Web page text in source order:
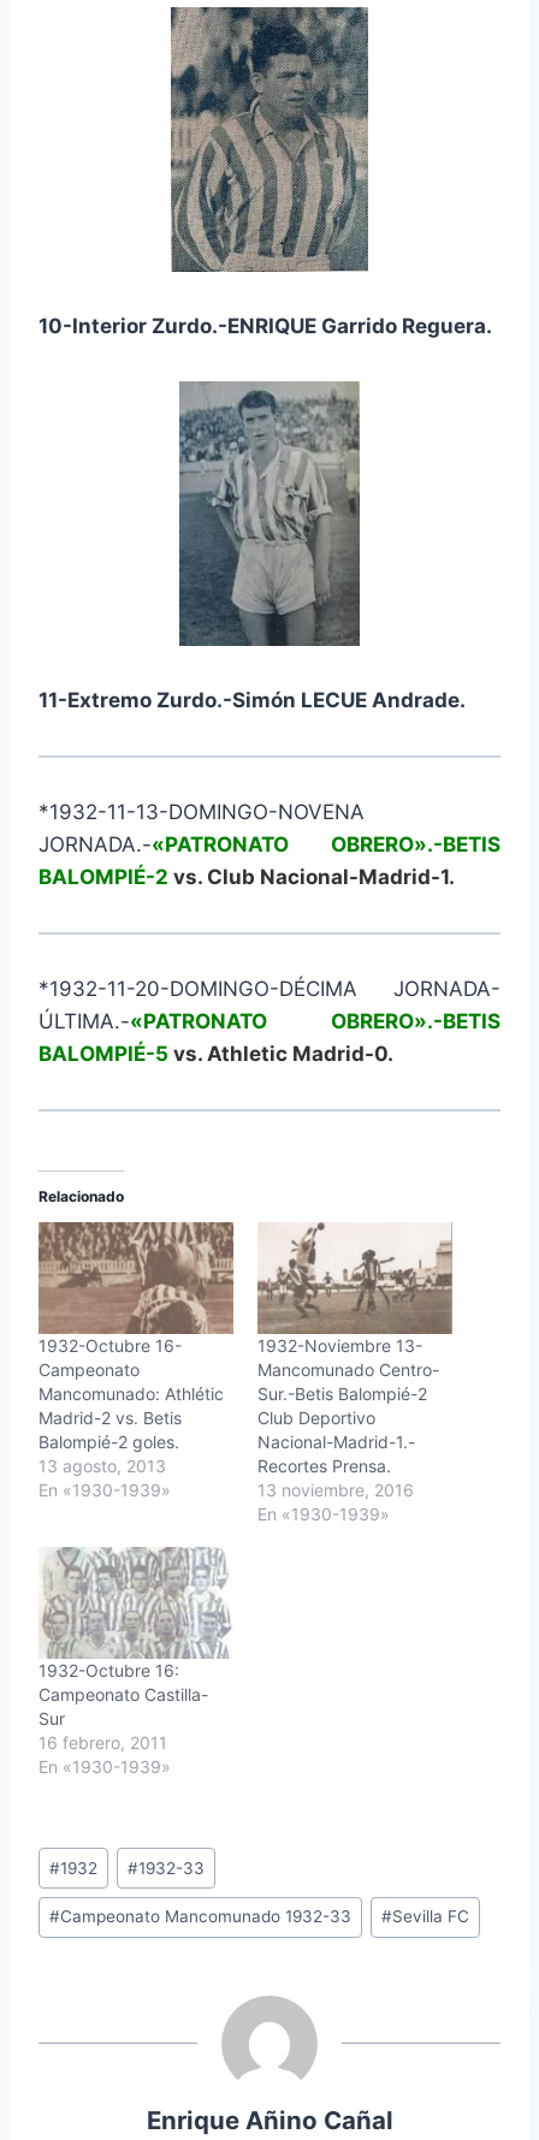
10-Interior Zurdo.-ENRIQUE Garrido Reguera.
11-Extremo Zurdo.-Simón LECUE Andrade.
*1932-11-13-DOMINGO-NOVENA
JORNADA.-«PATRONATO OBRERO».-BETIS
BALOMPIÉ-2 vs. Club Nacional-Madrid-1.
*1932-11-20-DOMINGO-DÉCIMA JORNADA-
ÚLTIMA.-«PATRONATO OBRERO».-BETIS
BALOMPIÉ-5 vs. Athletic Madrid-0.
Relacionado
1932-Octubre 16-
Campeonato
Mancomunado: Athlétic
Madrid-2 vs. Betis
Balompié-2 goles.
13 agosto, 2013
En «1930-1939»
1932-Noviembre 13-
Mancomunado Centro-
Sur.-Betis Balompié-2
Club Deportivo
Nacional-Madrid-1.-
Recortes Prensa.
13 noviembre, 2016
En «1930-1939»
1932-Octubre 16:
Campeonato Castilla-
Sur
16 febrero, 2011
En «1930-1939»
Etiquetas
de
la
#1932 #1932-33
#Campeonato Mancomunado 1932-33 #Sevilla FC
Enrique Añino Cañal